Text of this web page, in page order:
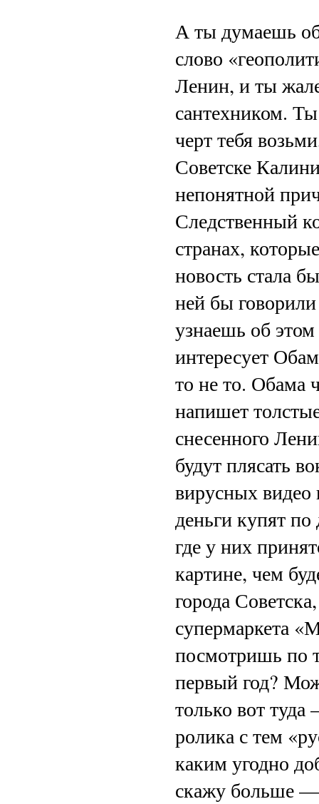
А ты думаешь
слово
Ленин, и ты
сантехником.
черт тебя
Советске
непонятной
Следственный
странах,
новость стала
ней бы
узнаешь об
интересует
то не то. Обама
напишет
снесенного
будут плясать
вирусных видео
деньги купят
где у них
картине, чем
города
супермаркета
посмотришь по
первый год?
только вот
ролика с тем
каким угодно
скажу больше —